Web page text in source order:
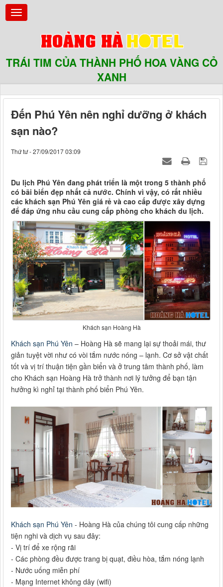
TRÁI TIM CỦA THÀNH PHỐ HOA VÀNG CỎ
XANH
Đến Phú Yên nên nghỉ dưỡng ở khách
sạn nào?
Thứ tư - 27/09/2017 03:09
Du lịch Phú Yên đang phát triển là một trong 5 thành phố
có bãi biển đẹp nhất cả nước. Chính vì vậy, có rất nhiều
các khách sạn Phú Yên giá rẻ và cao cấp được xây dựng
để đáp ứng nhu cầu cung cấp phòng cho khách du lịch.
Khách sạn Hoàng Hà
Khách sạn Phú Yên – Hoàng Hà sẽ mang lại sự thoải mái, thư
giản tuyệt vời như có vòi tắm nước nóng – lạnh. Cơ sở vật chất
tốt và vị trí thuận tiện gần biển và ở trung tâm thành phố, làm
cho Khách sạn Hoàng Hà trở thành nơi lý tưởng để bạn tận
hưởng kì nghỉ tại thành phố biển Phú Yên.
Khách sạn Phú Yên - Hoàng Hà của chúng tôi cung cấp những
tiện nghi và dịch vụ sau đây:
- Vị trí để xe rộng rãi
- Các phòng đều được trang bị quạt, điều hòa, tắm nóng lạnh
- Nước uống miễn phí
- Mạng Internet không dây (wifi)